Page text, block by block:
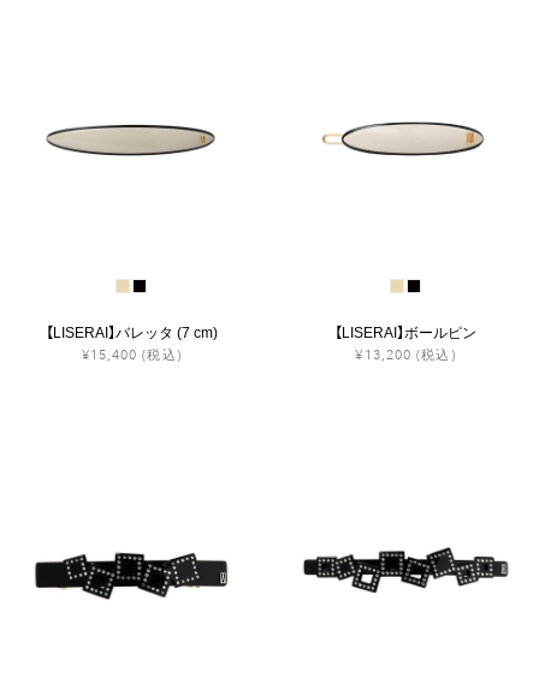
【LISERAI】バレッタ (7 cm)
¥15,400 (税込)
【LISERAI】ボールピン
¥13,200 (税込)